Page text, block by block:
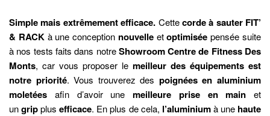
Simple mais extrêmement efficace. Cettecorde à sauter FIT’
& RACK à une conception nouvelle etoptimiséepensée suite
à nos tests faits dans notreShowroom Centre de Fitness Des
Monts, car vous proposer le meilleur des équipements est
notre priorité.Vous trouverez des poignées en aluminium
moletées afin d’avoir une meilleure prise en main et
ungripplusefficace. En plus de cela, l’aluminiumà une haute